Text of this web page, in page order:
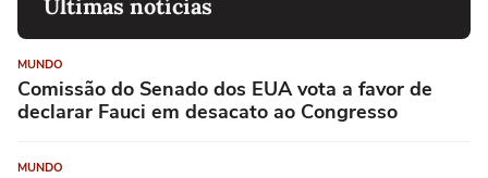
Últimas notícias
MUNDO
Comissão do Senado dos EUA vota a favor de
declarar Fauci em desacato ao Congresso
MUNDO